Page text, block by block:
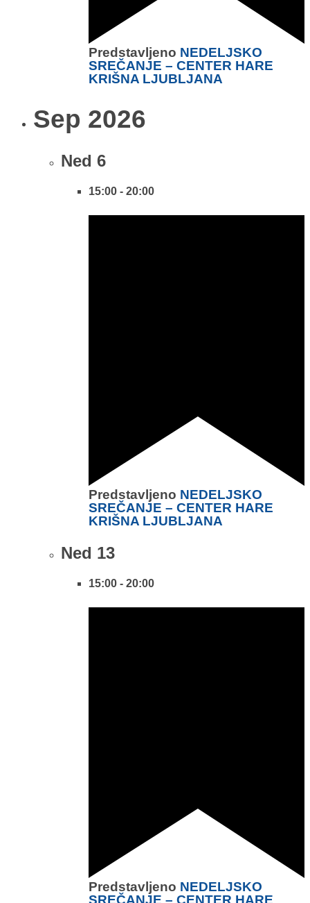
Predstavljeno NEDELJSKO
SREČANJE – CENTER HARE
KRIŠNA LJUBLJANA
Sep 2026
Ned 6
15:00 - 20:00
Predstavljeno NEDELJSKO
SREČANJE – CENTER HARE
KRIŠNA LJUBLJANA
Ned 13
15:00 - 20:00
Predstavljeno NEDELJSKO
SREČANJE – CENTER HARE